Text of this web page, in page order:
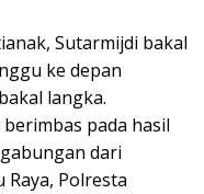
Sutarmijdi bakal
ke depan
langka.
pada hasil
dari
Raya, Polresta